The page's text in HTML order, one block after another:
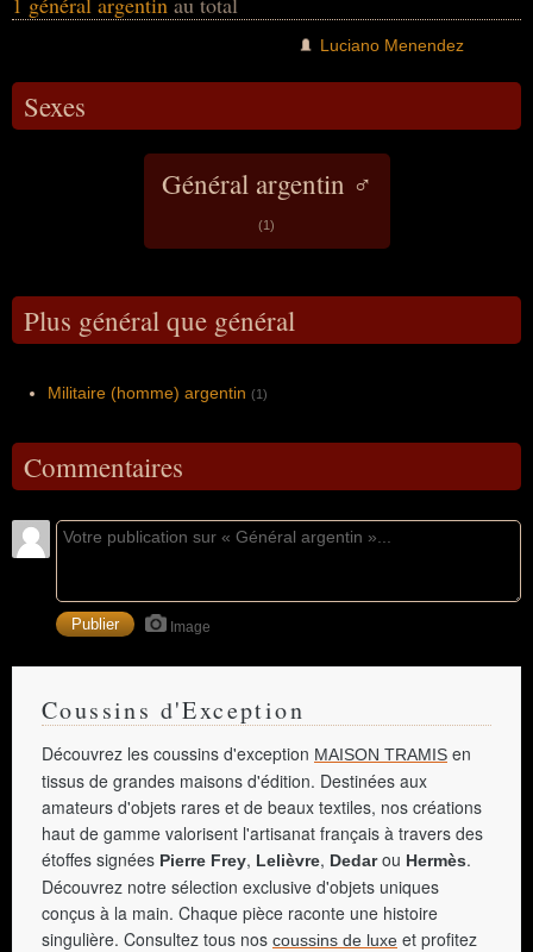
Luciano Menendez
Sexes
Général argentin ♂
(1)
Plus général que général
Militaire (homme) argentin (1)
Commentaires
Image
Coussins d'Exception
Découvrez les coussins d'exception MAISON TRAMIS en
tissus de grandes maisons d'édition. Destinées aux
amateurs d'objets rares et de beaux textiles, nos créations
haut de gamme valorisent l'artisanat français à travers des
étoffes signées Pierre Frey, Lelièvre, Dedarou Hermès.
Découvrez notre sélection exclusive d'objets uniques
conçus à la main. Chaque pièce raconte une histoire
singulière. Consultez tous nos coussins de luxe et profitez